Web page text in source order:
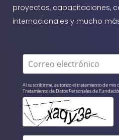
proyectos, capacitaciones,
internacionales y mucho
Correo electrónico
Al suscribirme, autorizo el tratamiento de mis
Tratamiento de Datos Personales de